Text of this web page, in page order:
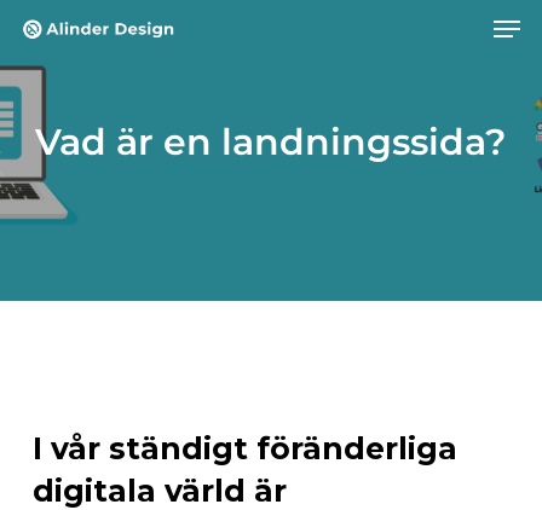
main
content
Vad är en landningssida?
I vår ständigt föränderliga
digitala värld är